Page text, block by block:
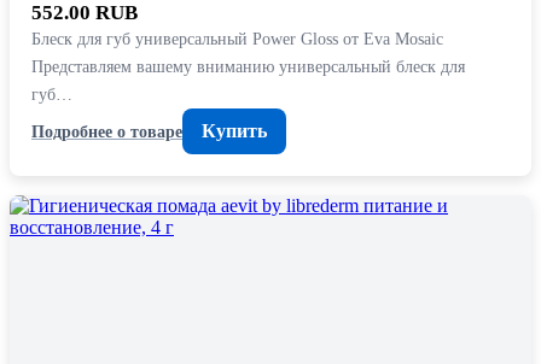
552.00 RUB
Блеск для губ универсальный Power Gloss от Eva Mosaic
Представляем вашему вниманию универсальный блеск для
губ…
Подробнее о товаре
Купить